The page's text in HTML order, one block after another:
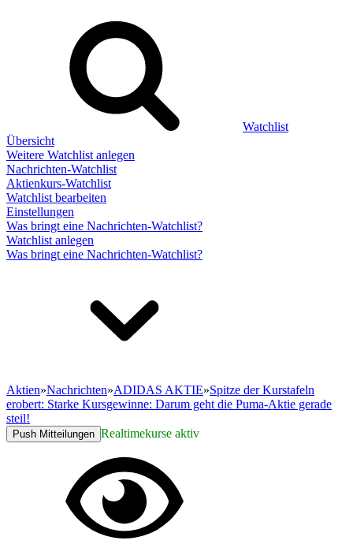
Watchlist
Übersicht
Weitere Watchlist anlegen
Nachrichten-Watchlist
Aktienkurs-Watchlist
Watchlist bearbeiten
Einstellungen
Was bringt eine Nachrichten-Watchlist?
Watchlist anlegen
Was bringt eine Nachrichten-Watchlist?
Aktien»Nachrichten»ADIDAS AKTIE»Spitze der Kurstafeln
erobert: Starke Kursgewinne: Darum geht die Puma-Aktie gerade
steil!
Push Mitteilungen Realtimekurse aktiv